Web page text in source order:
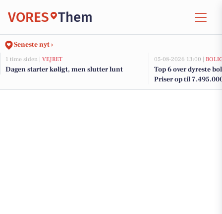
VORES Them
Seneste nyt ›
1 time siden | VEJRET
Dagen starter køligt, men slutter lunt
05-08-2026 13:00 |
Top 6 over dyreste
Priser op til